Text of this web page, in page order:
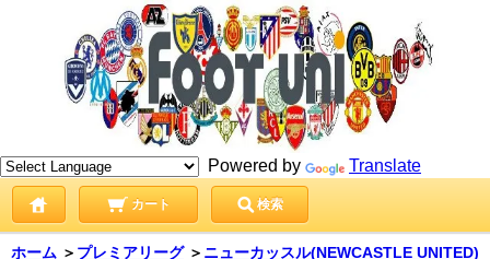
Powered by Translate
カート 検索
ホーム ＞ プレミアリーグ ＞ ニューカッスル(NEWCASTLE UNITED)